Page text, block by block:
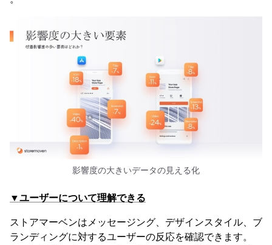
影響度の大きいデータの見える化
▼ユーザーについて理解できる
ストアマーベンはメッセージング、デザインスタイル、ブ
ランディングに対するユーザーの反応を確認できます。